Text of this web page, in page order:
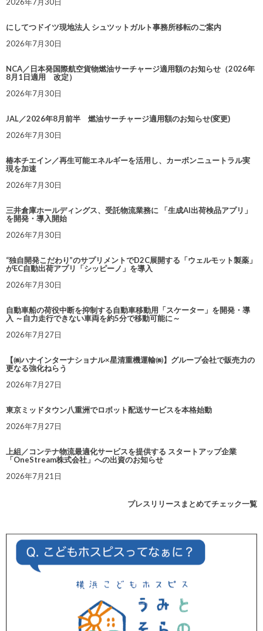
2026年7月30日
にしてつドイツ現地法人 シュツットガルト事務所移転のご案内
2026年7月30日
NCA／日本発国際航空貨物燃油サーチャージ適用額のお知らせ（2026年
8月1日適用 改定）
2026年7月30日
JAL／2026年8月前半 燃油サーチャージ適用額のお知らせ(変更)
2026年7月30日
椿本チエイン／再生可能エネルギーを活用し、カーボンニュートラル実
現を加速
2026年7月30日
三井倉庫ホールディングス、受託物流業務に 「生成AI出荷検品アプリ」
を開発・導入開始
2026年7月30日
“独自開発こだわり”のサプリメントでD2C展開する「ウェルモット製薬」
がEC自動出荷アプリ「シッピーノ」を導入
2026年7月30日
自動車船の荷役中断を抑制する自動車移動用「スケーター」を開発・導
入 ～自力走行できない車両を約5分で移動可能に～
2026年7月27日
【㈱ハナインターナショナル×星清重機運輸㈱】グループ会社で販売力の
更なる強化ねらう
2026年7月27日
東京ミッドタウン八重洲でロボット配送サービスを本格始動
2026年7月27日
上組／コンテナ物流最適化サービスを提供する スタートアップ企業
「OneStream株式会社」への出資のお知らせ
2026年7月21日
プレスリリースまとめてチェック一覧